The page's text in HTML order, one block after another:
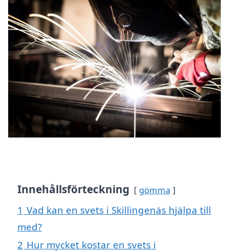
Innehållsförteckning gömma
1 Vad kan en svets i Skillingenäs hjälpa till
med?
2 Hur mycket kostar en svets i